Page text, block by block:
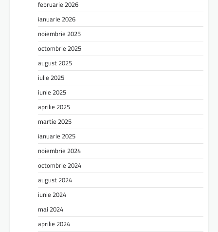
februarie 2026
ianuarie 2026
noiembrie 2025
octombrie 2025
august 2025
iulie 2025
iunie 2025
aprilie 2025
martie 2025
ianuarie 2025
noiembrie 2024
octombrie 2024
august 2024
iunie 2024
mai 2024
aprilie 2024